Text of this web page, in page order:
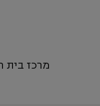
מרכז בית